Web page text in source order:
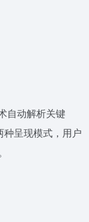
自动解析关键
呈现模式，用户